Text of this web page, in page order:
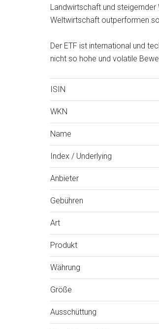
Landwirtschaft und
Weltwirtschaft outperformen
Der ETF ist international und
nicht so hohe und volatile
ISIN
WKN
Name
Index / Underlying
Anbieter
Gebühren
Art
Produkt
Währung
Größe
Ausschüttung